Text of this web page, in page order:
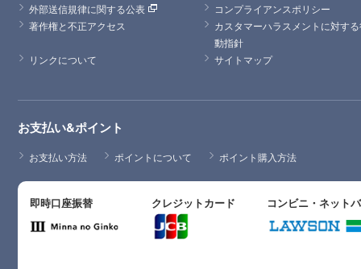
外部送信規律に関する公表
コンプライアンスポリシー
著作権と不正アクセス
カスタマーハラスメントに対す
動指針
リンクについて
サイトマップ
お支払い&ポイント
お支払い方法 ポイントについて ポイント購入方法
即時口座振替 クレジットカード コンビニ・ネット